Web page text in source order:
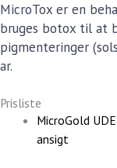
MicroTox er en
bruges botox til at
pigmenteringer
ar.
Prisliste
MicroGold
ansigt